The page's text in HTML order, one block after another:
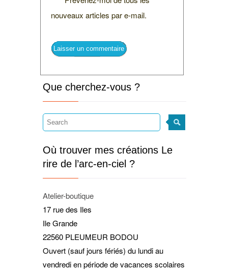
nouveaux articles par e-mail.
Que cherchez-vous ?
Où trouver mes créations Le
rire de l’arc-en-ciel ?
Atelier-boutique
17 rue des Iles
Ile Grande
22560 PLEUMEUR BODOU
Ouvert (sauf jours fériés) du lundi au
vendredi en période de vacances scolaires